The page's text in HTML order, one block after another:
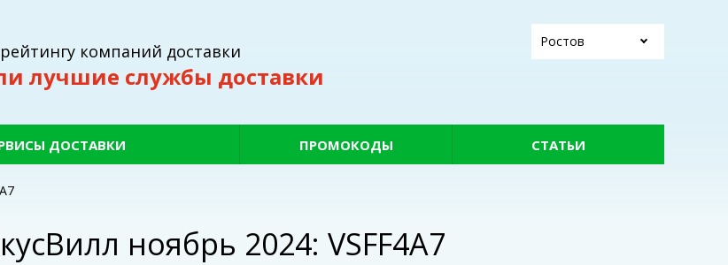
компаний доставки
лучшие службы доставки
Ростов
ДОСТАВКИ ПРОМОКОДЫ СТАТЬИ
ноябрь 2024: VSFF4A7